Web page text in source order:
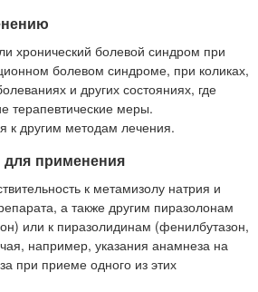
хронический болевой синдром при
болевом синдроме, при коликах,
и других состояниях, где
терапевтические меры.
к другим методам лечения.
для применения
к метамизолу натрия и
а также другим пиразолонам
или к пиразолидинам (фенилбутазон,
например, указания анамнеза на
при приеме одного из этих